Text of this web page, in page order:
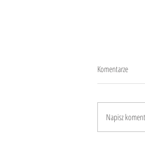
10 anni
Komentarze
Napisz